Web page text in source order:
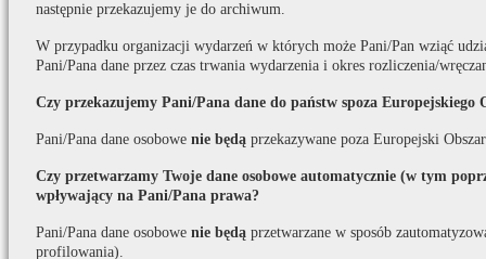
następnie przekazujemy je do archiwum.
W przypadku organizacji wydarzeń w których może Pani/Pan wziąć
Pani/Pana dane przez czas trwania wydarzenia i okres rozliczenia/
Czy przekazujemy Pani/Pana dane do państw spoza Europejskiego
Pani/Pana dane osobowe nie będą przekazywane poza Europejski
Czy przetwarzamy Twoje dane osobowe automatycznie (w tym
wpływający na Pani/Pana prawa?
Pani/Pana dane osobowe nie będą przetwarzane w sposób
profilowania).